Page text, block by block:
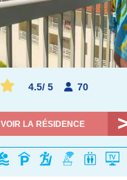
4.5/ 5 70
VOIR LA RÉSIDENCE